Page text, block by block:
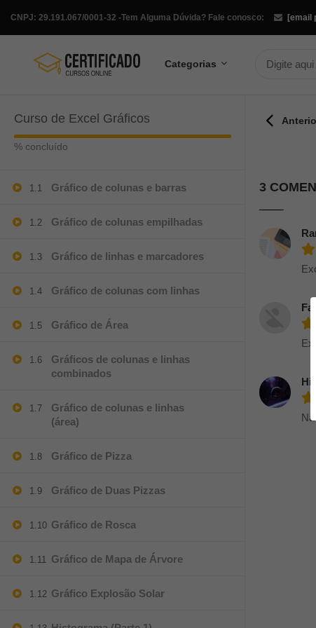
Tem Alguma Dúvida? Fale conosco: [email
CNPJ: 29.191.067/0001-32 -
Categorias
Curso de Excel Gráficos
% concluído
1.1 Gráfico de colunas e barras
1.2 Gráfico de colunas empilhadas
1.3 Gráfico de linhas e marcadores
1.4 Gráfico de colunas com linhas
1.5 Gráfico de Área
1.6
Gráficos de colunas e linhas
combinados
1.7
Gráfico de colunas e linhas
(área)
1.8 Gráfico de Pizza
1.9 Gráfico de Duas Pizzas
1.10 Gráfico de Rosca
1.11 Gráfico de Mapa de Árvore
1.12 Gráfico Explosão Solar
3